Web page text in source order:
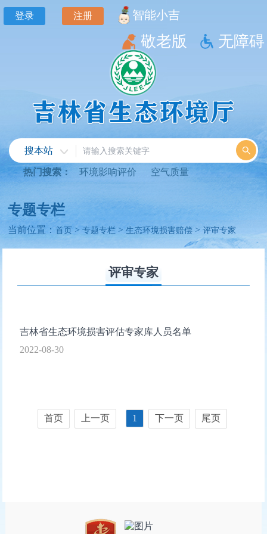
登录 注册 智能小吉
敬老版 无障碍
搜本站
热门搜索： 环境影响评价 空气质量
专题专栏
当前位置：首页>专题专栏 >生态环境损害赔偿 >评审专家
评审专家
吉林省生态环境损害评估专家库人员名单
2022-08-30
首页 上一页 1 下一页 尾页